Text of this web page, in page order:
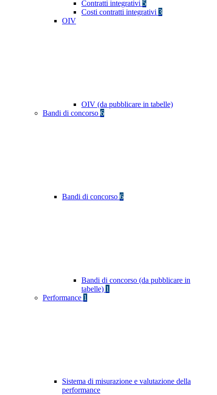
Contratti integrativi 5
Costi contratti integrativi 3
OIV
OIV (da pubblicare in tabelle)
Bandi di concorso 6
Bandi di concorso 6
Bandi di concorso (da pubblicare in
tabelle) 1
Performance 1
Sistema di misurazione e valutazione della
performance